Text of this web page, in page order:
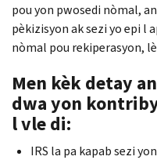
pou yon pwosedi nòmal,
pèkizisyon ak sezi yo epi l
nòmal pou rekiperasyon, lè
Men kèk detay
dwa yon
l vle di:
IRS la pa kapab sezi